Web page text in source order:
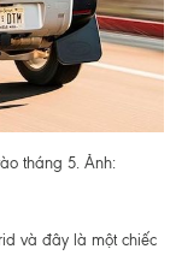
tháng 5. Ảnh:
và đây là một chiếc